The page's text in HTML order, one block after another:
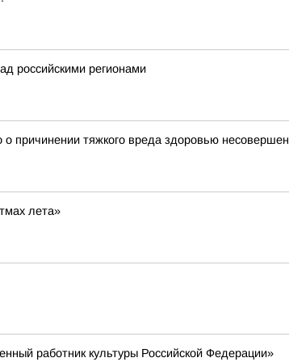
российскими регионами
причинении тяжкого вреда здоровью
лета»
работник культуры Российской Федерации»